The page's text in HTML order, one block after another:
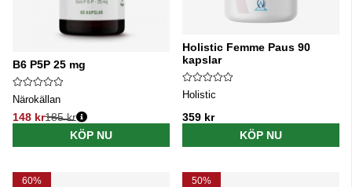
B6 P5P 25 mg
Närokällan
148 kr
Ordinarie pris:
185 kr
KÖP NU
Holistic Femme Paus 90
kapslar
Holistic
359 kr
KÖP NU
60%
50%